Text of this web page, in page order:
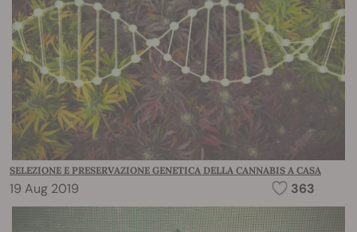
SELEZIONE E PRESERVAZIONE GENETICA DELLA CANNABIS A CASA
19 Aug 2019 363